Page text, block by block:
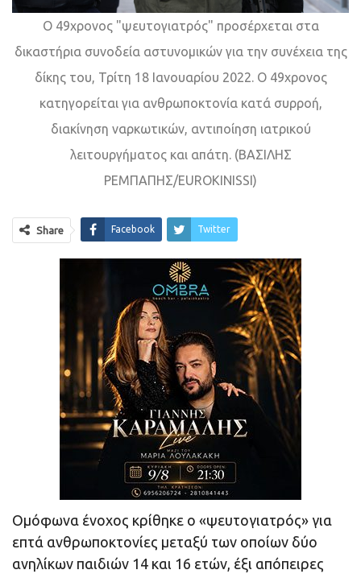
Ο 49χρονος "ψευτογιατρός" προσέρχεται στα
δικαστήρια συνοδεία αστυνομικών για την συνέχεια της
δίκης του, Τρίτη 18 Ιανουαρίου 2022. Ο 49χρονος
κατηγορείται για ανθρωποκτονία κατά συρροή,
διακίνηση ναρκωτικών, αντιποίηση ιατρικού
λειτουργήματος και απάτη. (ΒΑΣΙΛΗΣ
ΡΕΜΠΑΠΗΣ/EUROKINISSI)
Share Facebook Twitter
Ομόφωνα ένοχος κρίθηκε ο «ψευτογιατρός» για
επτά ανθρωποκτονίες μεταξύ των οποίων δύο
ανηλίκων παιδιών 14 και 16 ετών, έξι απόπειρες